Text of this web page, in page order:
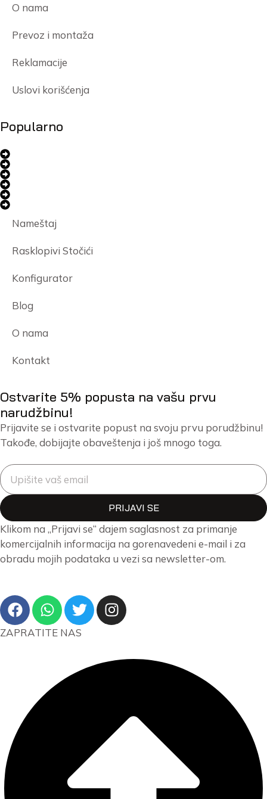
O nama
Prevoz i montaža
Reklamacije
Uslovi korišćenja
Popularno
Nameštaj
Rasklopivi Stočići
Konfigurator
Blog
O nama
Kontakt
Ostvarite 5% popusta na vašu prvu
narudžbinu!
Prijavite se i ostvarite popust na svoju prvu porudžbinu!
Takođe, dobijajte obaveštenja i još mnogo toga.
PRIJAVI SE
Klikom na „Prijavi se“ dajem saglasnost za primanje
komercijalnih informacija na gorenavedeni e-mail i za
obradu mojih podataka u vezi sa newsletter-om.
ZAPRATITE NAS